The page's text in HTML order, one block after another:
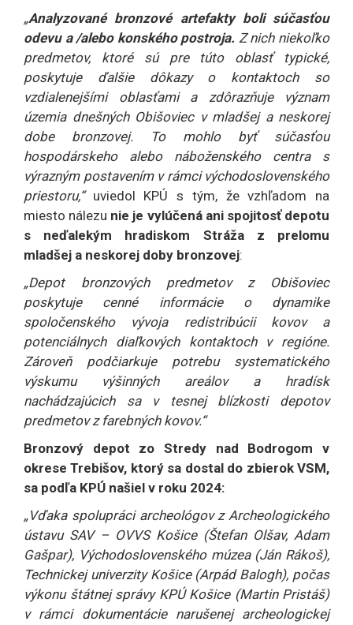
„Analyzované bronzové artefakty boli súčasťou
odevu a /alebo konského postroja. Z nich niekoľko
predmetov, ktoré sú pre túto oblasť typické,
poskytuje ďalšie dôkazy o kontaktoch so
vzdialenejšími oblasťami a zdôrazňuje význam
územia dnešných Obišoviec v mladšej a neskorej
dobe bronzovej. To mohlo byť súčasťou
hospodárskeho alebo náboženského centra s
výrazným postavením v rámci východoslovenského
priestoru,“ uviedol KPÚ s tým, že vzhľadom na
miesto nálezu nie je vylúčená ani spojitosť depotu
s neďalekým hradiskom Stráža z prelomu
mladšej a neskorej doby bronzovej:
„Depot bronzových predmetov z Obišoviec
poskytuje cenné informácie o dynamike
spoločenského vývoja redistribúcii kovov a
potenciálnych diaľkových kontaktoch v regióne.
Zároveň podčiarkuje potrebu systematického
výskumu výšinných areálov a hradísk
nachádzajúcich sa v tesnej blízkosti depotov
predmetov z farebných kovov.“
Bronzový depot zo Stredy nad Bodrogom v
okrese Trebišov, ktorý sa dostal do zbierok VSM,
sa podľa KPÚ našiel v roku 2024:
„Vďaka spolupráci archeológov z Archeologického
ústavu SAV – OVVS Košice (Štefan Olšav, Adam
Gašpar), Východoslovenského múzea (Ján Rákoš),
Technickej univerzity Košice (Arpád Balogh), počas
výkonu štátnej správy KPÚ Košice (Martin Pristáš)
v rámci dokumentácie narušenej archeologickej